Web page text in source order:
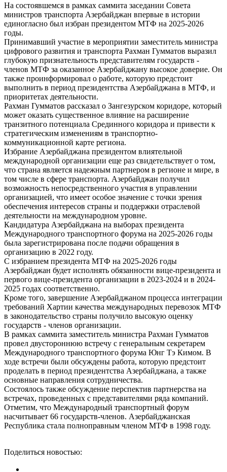
На состоявшемся в рамках саммита заседании Совета
министров транспорта Азербайджан впервые в истории
единогласно был избран президентом МТФ на 2025-2026
годы.
Принимавший участие в мероприятии заместитель министра
цифрового развития и транспорта Рахман Гумматов выразил
глубокую признательность представителям государств -
членов МТФ за оказанное Азербайджану высокое доверие. Он
также проинформировал о работе, которую предстоит
выполнить в период президентства Азербайджана в МТФ, и
приоритетах деятельности.
Рахман Гумматов рассказал о Зангезурском коридоре, который
может оказать существенное влияние на расширение
транзитного потенциала Срединного коридора и привести к
стратегическим изменениям в транспортно-
коммуникационной карте региона.
Избрание Азербайджана президентом влиятельной
международной организации еще раз свидетельствует о том,
что страна является надежным партнером в регионе и мире, в
том числе в сфере транспорта. Азербайджан получил
возможность непосредственного участия в управлении
организацией, что имеет особое значение с точки зрения
обеспечения интересов страны и поддержки отраслевой
деятельности на международном уровне.
Кандидатура Азербайджана на выборах президента
Международного транспортного форума на 2025-2026 годы
была зарегистрирована после подачи обращения в
организацию в 2022 году.
С избранием президента МТФ на 2025-2026 годы
Азербайджан будет исполнять обязанности вице-президента и
первого вице-президента организации в 2023-2024 и в 2024-
2025 годах соответственно.
Кроме того, завершение Азербайджаном процесса интеграции
требований Хартии качества международных перевозок МТФ
в законодательство страны получило высокую оценку
государств - членов организации.
В рамках саммита заместитель министра Рахман Гумматов
провел двустороннюю встречу с генеральным секретарем
Международного транспортного форума Юнг Тэ Кимом. В
ходе встречи были обсуждены работа, которую предстоит
проделать в период президентства Азербайджана, а также
основные направления сотрудничества.
Состоялось также обсуждение перспектив партнерства на
встречах, проведенных с представителями ряда компаний.
Отметим, что Международный транспортный форум
насчитывает 66 государств-членов. Азербайджанская
Республика стала полноправным членом МТФ в 1998 году.
Поделиться новостью: